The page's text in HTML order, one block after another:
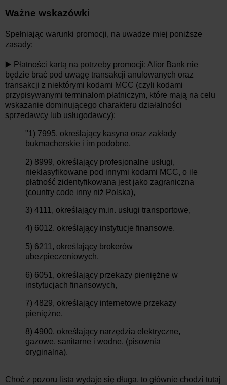
Ważne wskazówki
Spełniając warunki promocji, na uwadze miej poniższe
zasady:
▶️ Płatności kartą na potrzeby promocji: Alior Bank nie
będzie brać pod uwagę transakcji anulowanych oraz
transakcji z niektórymi kodami MCC (czyli kodami
przypisywanymi terminalom płatniczym, które mają na celu
wskazanie dominującego charakteru działalności
sprzedawcy lub usługodawcy):
"1) 7995, określający kasyna oraz zakłady
bukmacherskie i im podobne,
2) 8999, określający profesjonalne usługi,
nieklasyfikowane pod innymi kodami MCC, o ile
płatność zidentyfikowana jest jako zagraniczna
(country code inny niż Polska),
3) 4111, określający m.in. usługi transportowe,
4) 6012, określający instytucje finansowe,
5) 6211, określający brokerów
ubezpieczeniowych,
6) 6051, określający przekazy pieniężne w
instytucjach finansowych,
7) 4829, określający internetowe przekazy
pieniężne,
8) 4900, określający narzędzia elektryczne,
gazowe, sanitarne i wodne. (pisownia
oryginalna).
Choć z pozoru lista wydaje się długa, to głównie chodzi tutaj